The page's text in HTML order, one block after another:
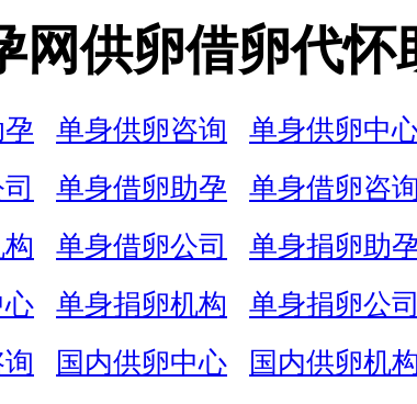
网供卵借卵代怀
单身供卵咨询 单身供卵中
单身借卵助孕 单身借卵咨询
单身借卵公司 单身捐卵助
单身捐卵机构 单身捐卵公司
国内供卵中心 国内供卵机构